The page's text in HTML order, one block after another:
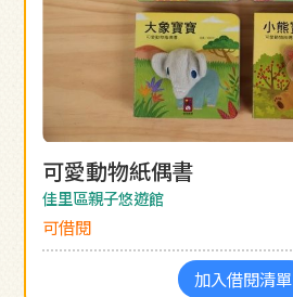
可愛動物紙偶書
佳里區親子悠遊館
可借閱
加入借閱清單